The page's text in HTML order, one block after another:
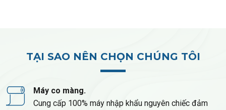
TẠI SAO NÊN CHỌN CHÚNG TÔI
Máy co màng.
Cung cấp 100% máy nhập khẩu nguyên chiếc đảm